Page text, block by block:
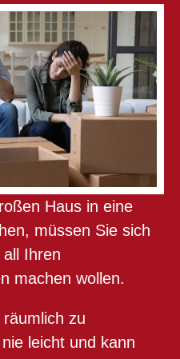
Haus in eine
müssen Sie sich
Ihren
machen wollen.
zu
leicht und kann